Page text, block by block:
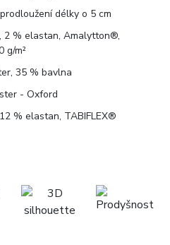
délky o 5 cm
2 % elastan, Amalytton®,
g/m²
35 % bavlna
- Oxford
% elastan, TABIFLEX®